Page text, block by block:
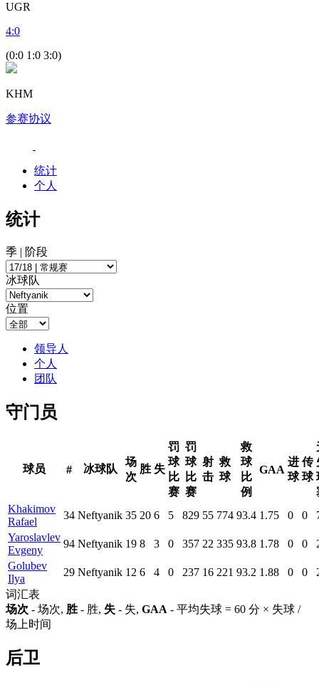
UGR
4:0
(0:0 1:0 3:0)
KHM
参赛协议
统计
个人
统计
季 | 阶段
冰球队
位置
领导人
个人
团队
守门员
球员 # 冰球队
场
次
胜 失
罚
球
比
赛
罚
球
比
赛
射
击
救
球
救
球
比
例
GAA
进
球
传
球
Khakimov
Rafael
34 Neftyanik 35 20 6 5 829 55 774 93.4 1.75 0 0
Yaroslavlev
Evgeny
94 Neftyanik 19 8 3 0 357 22 335 93.8 1.78 0 0
Golubev
Ilya
29 Neftyanik 12 6 4 0 237 16 221 93.2 1.88 0 0
词汇表
场次 - 场次, 胜 - 胜, 失 - 失, GAA - 平均失球 = 60 分 × 失球 /
场上时间
后卫